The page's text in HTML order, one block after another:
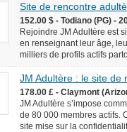
Site de rencontre
152.00 $ - Todiano (PG) -
Rejoindre JM Adultère est
en renseignant leur âge,
milliers de profils actifs
JM Adultère : le site de
178.00 £ - Claymont
JM Adultère s’impose
de 80 000 membres actifs.
site mise sur la